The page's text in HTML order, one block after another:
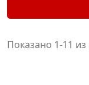
Показано 1-11 из